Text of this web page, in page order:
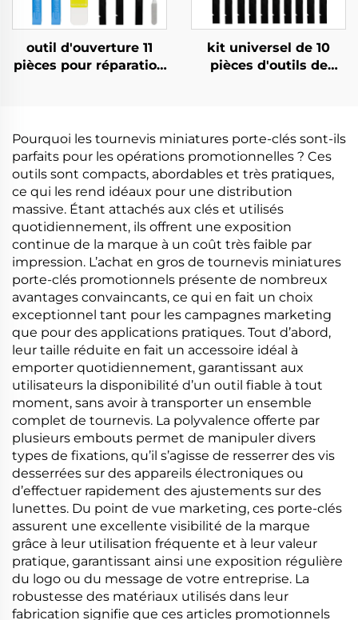
outil d'ouverture 11
pièces pour réparation
kit universel de 10
pièces d'outils de
Pourquoi les tournevis miniatures porte-clés sont-ils
parfaits pour les opérations promotionnelles ? Ces
outils sont compacts, abordables et très pratiques,
ce qui les rend idéaux pour une distribution
massive. Étant attachés aux clés et utilisés
quotidiennement, ils offrent une exposition
continue de la marque à un coût très faible par
impression. L’achat en gros de tournevis miniatures
porte-clés promotionnels présente de nombreux
avantages convaincants, ce qui en fait un choix
exceptionnel tant pour les campagnes marketing
que pour des applications pratiques. Tout d’abord,
leur taille réduite en fait un accessoire idéal à
emporter quotidiennement, garantissant aux
utilisateurs la disponibilité d’un outil fiable à tout
moment, sans avoir à transporter un ensemble
complet de tournevis. La polyvalence offerte par
plusieurs embouts permet de manipuler divers
types de fixations, qu’il s’agisse de resserrer des vis
desserrées sur des appareils électroniques ou
d’effectuer rapidement des ajustements sur des
lunettes. Du point de vue marketing, ces porte-clés
assurent une excellente visibilité de la marque
grâce à leur utilisation fréquente et à leur valeur
pratique, garantissant ainsi une exposition régulière
du logo ou du message de votre entreprise. La
robustesse des matériaux utilisés dans leur
fabrication signifie que ces articles promotionnels